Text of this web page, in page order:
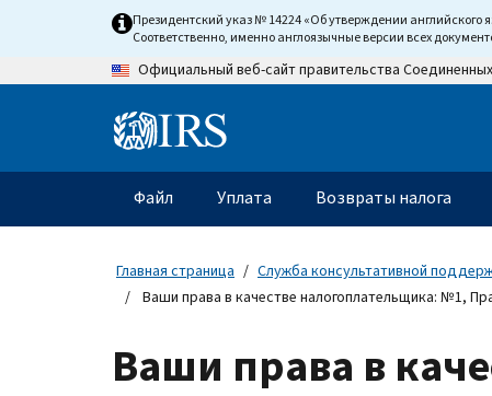
content
Президентский указ № 14224 «Об утверждении
Соответственно, именно англоязычные версии всех
Официальный веб-сайт правительства
Information
Главное
меню
Файл Уплата Возвраты налога
Главная страница Служба консультативной
Ваши права в качестве налогоплательщика: №1,
Ваши права в